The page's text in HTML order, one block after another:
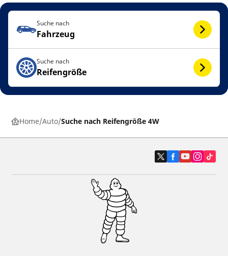
Suche nach
Fahrzeug
Suche nach
Reifengröße
Home Auto Suche nach Reifengröße 4W